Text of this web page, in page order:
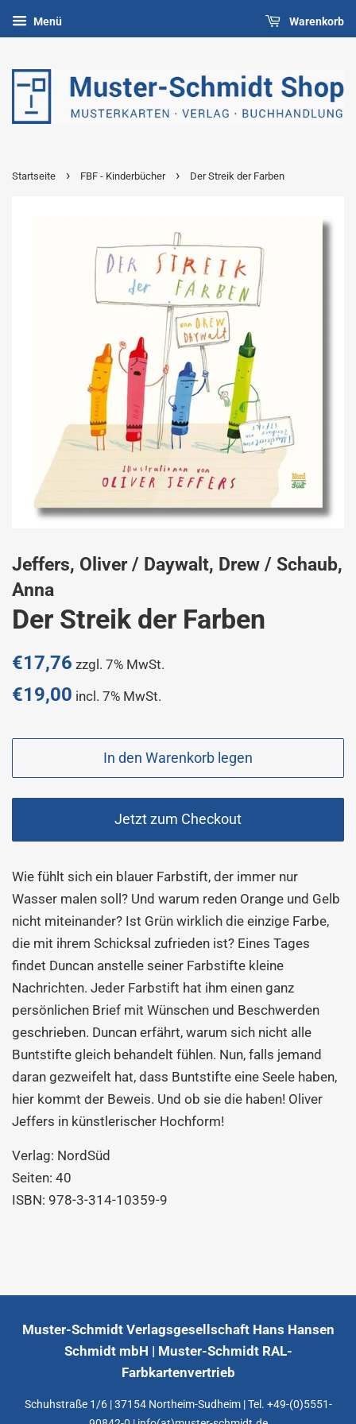
Menü Warenkorb
Startseite › FBF - Kinderbücher › Der Streik der Farben
Jeffers, Oliver / Daywalt, Drew / Schaub,
Anna
Der Streik der Farben
Normaler
€17,76 zzgl. 7% MwSt.
€19,00 incl. 7% MwSt.
In den Warenkorb legen
Jetzt zum Checkout
Wie fühlt sich ein blauer Farbstift, der immer nur
Wasser malen soll? Und warum reden Orange und Gelb
nicht miteinander? Ist Grün wirklich die einzige Farbe,
die mit ihrem Schicksal zufrieden ist? Eines Tages
findet Duncan anstelle seiner Farbstifte kleine
Nachrichten. Jeder Farbstift hat ihm einen ganz
persönlichen Brief mit Wünschen und Beschwerden
geschrieben. Duncan erfährt, warum sich nicht alle
Buntstifte gleich behandelt fühlen. Nun, falls jemand
daran gezweifelt hat, dass Buntstifte eine Seele haben,
hier kommt der Beweis. Und ob sie die haben! Oliver
Jeffers in künstlerischer Hochform!
Verlag: NordSüd
Seiten: 40
ISBN: 978-3-314-10359-9
Muster-Schmidt Verlagsgesellschaft Hans Hansen
Schmidt mbH | Muster-Schmidt RAL-
Farbkartenvertrieb
Schuhstraße 1/6 | 37154 Northeim-Sudheim | Tel. +49-(0)5551-